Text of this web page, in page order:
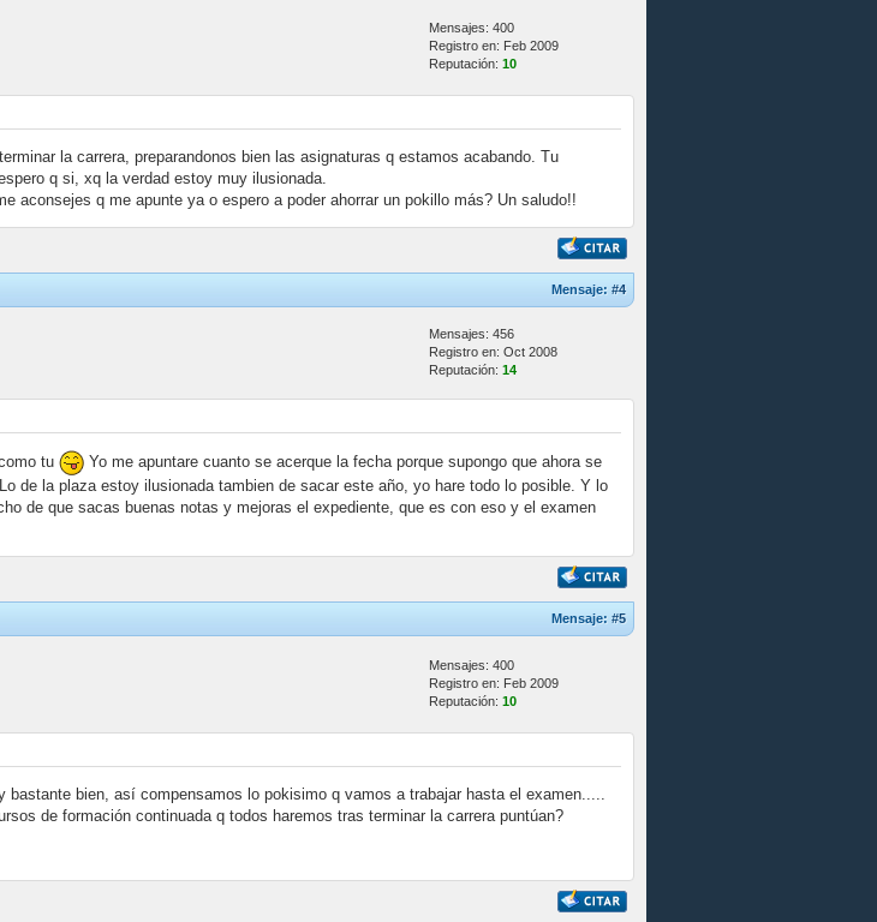
Mensajes: 400
Registro en: Feb 2009
Reputación: 10
la carrera, preparandonos bien las asignaturas q estamos acabando. Tu
q si, xq la verdad estoy muy ilusionada.
aconsejes q me apunte ya o espero a poder ahorrar un pokillo más? Un saludo!!
Mensaje: #4
Mensajes: 456
Registro en: Oct 2008
Reputación: 14
tu
Yo me apuntare cuanto se acerque la fecha porque supongo que ahora se
de la plaza estoy ilusionada tambien de sacar este año, yo hare todo lo posible. Y lo
de que sacas buenas notas y mejoras el expediente, que es con eso y el examen
Mensaje: #5
Mensajes: 400
Registro en: Feb 2009
Reputación: 10
bien, así compensamos lo pokisimo q vamos a trabajar hasta el examen.....
de formación continuada q todos haremos tras terminar la carrera puntúan?